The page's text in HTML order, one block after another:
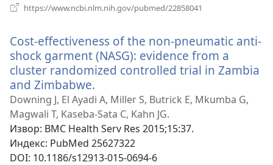
https://www.ncbi.nlm.nih.gov/pubmed/22858041
Cost-effectiveness of the non-pneumatic anti-
shock garment (NASG): evidence from a
cluster randomized controlled trial in Zambia
and Zimbabwe.
нови
прозор)
Downing J, El Ayadi A, Miller S, Butrick E, Mkumba G,
Magwali T, Kaseba-Sata C, Kahn JG.
Извор‎: BMC Health Serv Res 2015;15:37.
Индекс‎: PubMed 25627322
DOI‎: 10.1186/s12913-015-0694-6